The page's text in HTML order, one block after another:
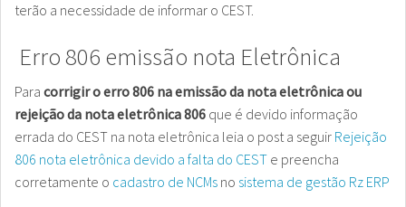
terão a necessidade de informar o CEST.
Erro 806 emissão nota Eletrônica
Para corrigir o erro 806 na emissão da nota eletrônica ou
rejeição da nota eletrônica 806 que é devido informação
errada do CEST na nota eletrônica leia o post a seguir Rejeição
806 nota eletrônica devido a falta do CEST e preencha
corretamente o cadastro de NCMs no sistema de gestão Rz ERP